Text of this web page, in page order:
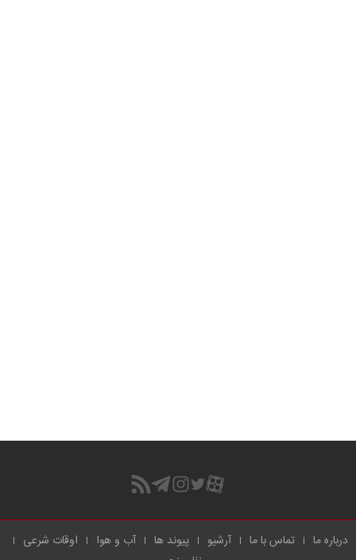
درباره ما تماس با ما آرشیو پیوند ها آب و هوا
اوقات شرعی